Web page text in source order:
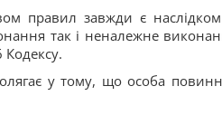
правил завжди є
так і неналежне
Кодексу.
у тому, що особа